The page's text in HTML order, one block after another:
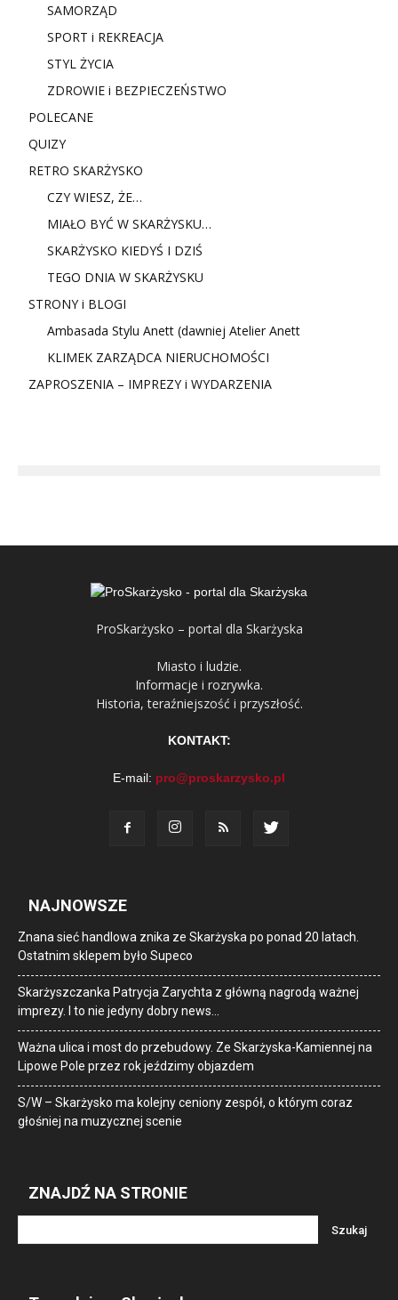
SAMORZĄD
SPORT i REKREACJA
STYL ŻYCIA
ZDROWIE i BEZPIECZEŃSTWO
POLECANE
QUIZY
RETRO SKARŻYSKO
CZY WIESZ, ŻE…
MIAŁO BYĆ W SKARŻYSKU…
SKARŻYSKO KIEDYŚ I DZIŚ
TEGO DNIA W SKARŻYSKU
STRONY i BLOGI
Ambasada Stylu Anett (dawniej Atelier Anett
KLIMEK ZARZĄDCA NIERUCHOMOŚCI
ZAPROSZENIA – IMPREZY i WYDARZENIA
ProSkarżysko – portal dla Skarżyska
Miasto i ludzie.
Informacje i rozrywka.
Historia, teraźniejszość i przyszłość.
KONTAKT:
E-mail: pro@proskarzysko.pl
NAJNOWSZE
Znana sieć handlowa znika ze Skarżyska po ponad 20 latach.
Ostatnim sklepem było Supeco
Skarżyszczanka Patrycja Zarychta z główną nagrodą ważnej
imprezy. I to nie jedyny dobry news…
Ważna ulica i most do przebudowy. Ze Skarżyska-Kamiennej na
Lipowe Pole przez rok jeździmy objazdem
S/W – Skarżysko ma kolejny ceniony zespół, o którym coraz
głośniej na muzycznej scenie
ZNAJDŹ NA STRONIE